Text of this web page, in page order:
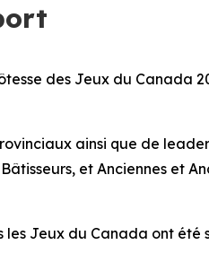
des Jeux du Canada
ainsi que de
et Anciennes et
Jeux du Canada ont été